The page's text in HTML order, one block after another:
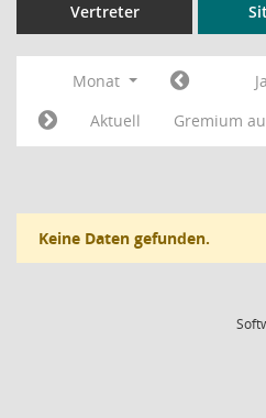
Vertreter
Monat
Aktuell
Gremium
Keine Daten gefunden.